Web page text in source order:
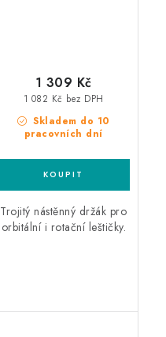
Skladem do 10
pracovních dní
1 082 Kč bez DPH
1 309 Kč
Trojitý nástěnný držák pro
orbitální i rotační leštičky.